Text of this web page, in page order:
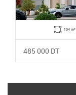
104 m²
485 000 DT